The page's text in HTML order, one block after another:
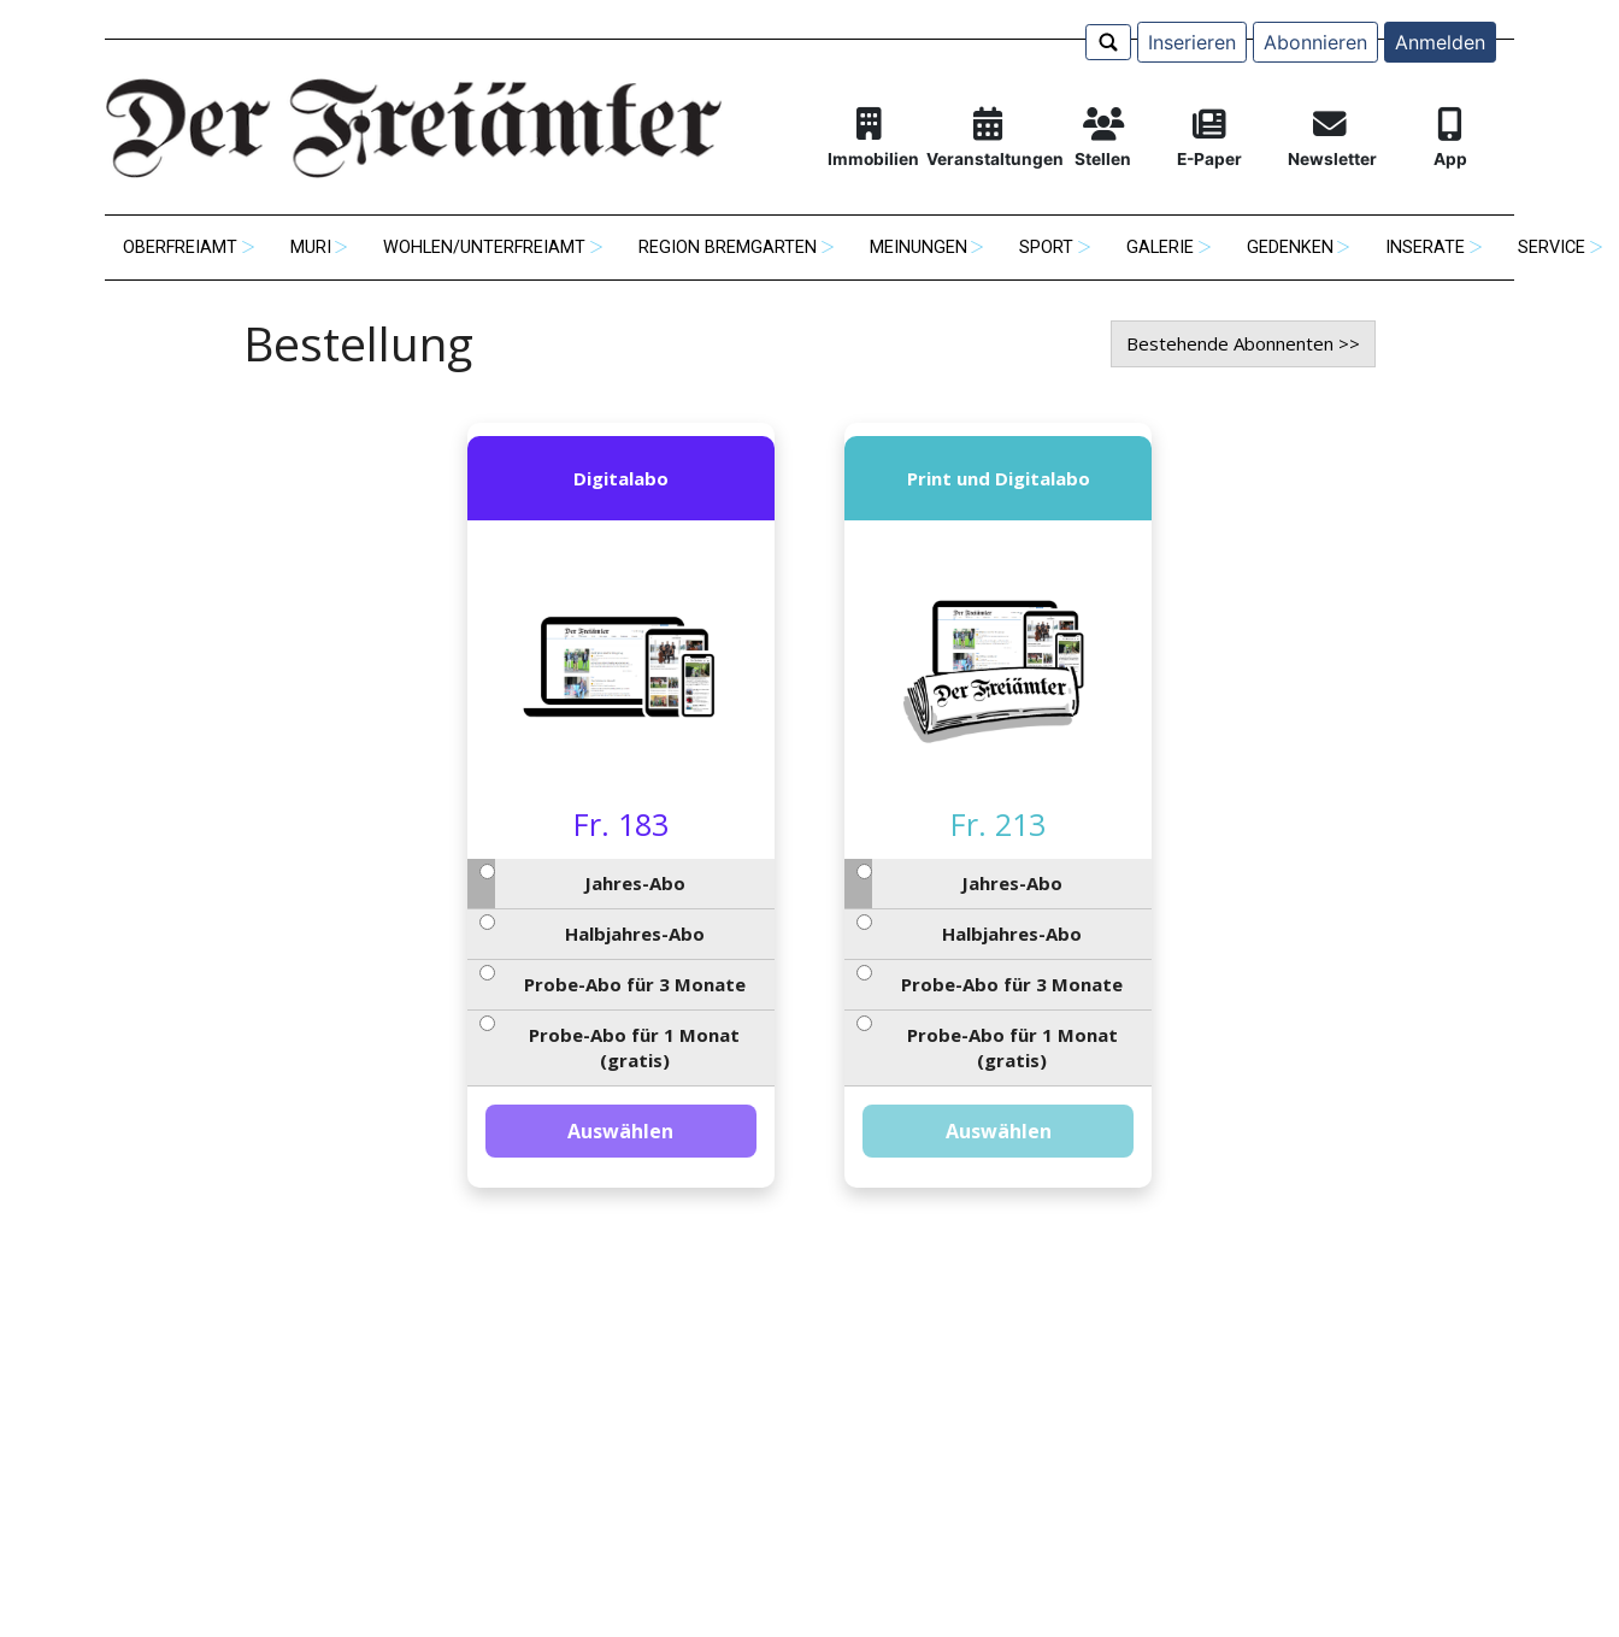
Inserieren Abonnieren Anmelden
Immobilien Veranstaltungen Stellen E-Paper Newsletter App
OBERFREIAMT MURI WOHLEN/UNTERFREIAMT REGION BREMGARTEN MEINUNGEN SPORT GALERIE GEDENKEN INSERATE SERVICE